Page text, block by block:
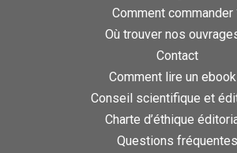
Comment commander
Où trouver nos
Contact
Comment lire un
Conseil scientifique et
Charte d’éthique
Questions fréquentes